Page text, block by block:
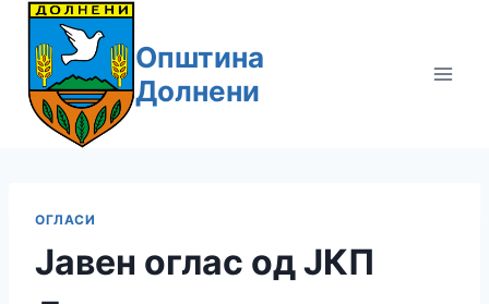
Skip
content
Општина
Долнени
ОГЛАСИ
Јавен оглас од ЈКП